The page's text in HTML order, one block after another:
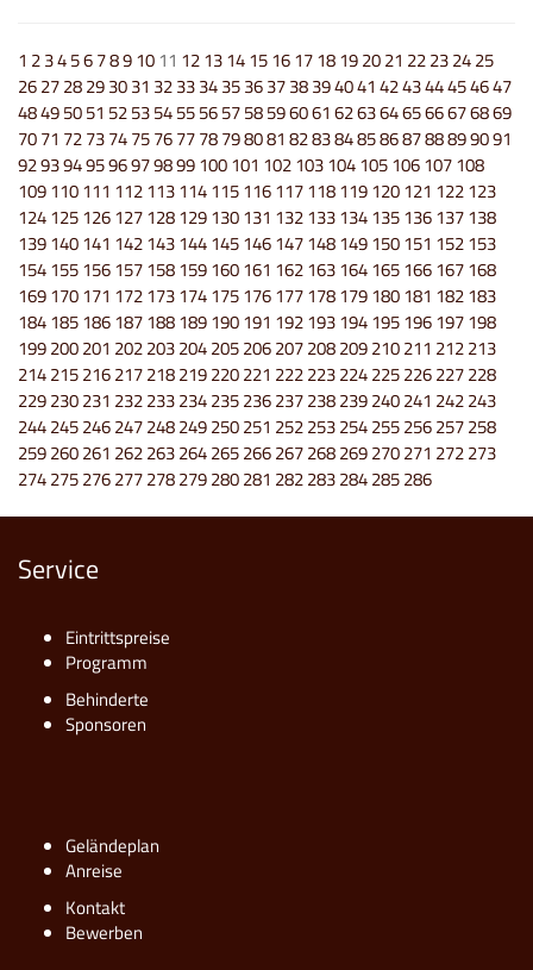
1 234567891011 12131415161718192021 22232425
262728293031 32333435363738394041 424344454647
48495051 52535455565758596061 6263646566676869
7071 72737475767778798081 82838485868788899091
9293949596979899100101 102103104105106107108
109110111 112113114115116117118119120121 122123
124125126127128129130131 132133134135136137138
139140141 142143144145146147148149150151 152153
154155156157158159160161 162163164165166167168
169170171 172173174175176177178179180181 182183
184185186187188189190191 192193194195196197198
199200201 202203204205206207208209210211 212213
214215216217218219220221 222223224225226227228
229230231 232233234235236237238239240241 242243
244245246247248249250251 252253254255256257258
259260261 262263264265266267268269270271 272273
274275276277278279280281 282283284285286
Service
Eintrittspreise
Programm
Behinderte
Sponsoren
Geländeplan
Anreise
Kontakt
Bewerben